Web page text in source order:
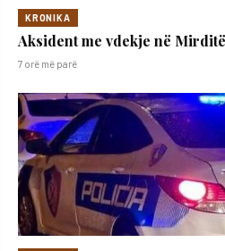
KRONIKA
Aksident me vdekje në
7 orë më parë